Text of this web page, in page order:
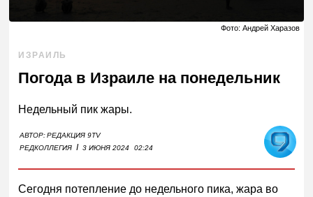
Фото: Андрей Харазов
ИЗРАИЛЬ
Погода в Израиле на понедельник
Недельный пик жары.
АВТОР:РЕДАКЦИЯ 9TV
РЕДКОЛЛЕГИЯ I 3 ИЮНЯ 2024 02:24
Сегодня потепление до недельного пика, жара во